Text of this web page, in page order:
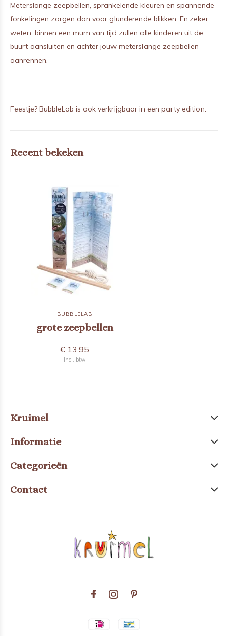
Meterslange zeepbellen, sprankelende kleuren en spannende
fonkelingen zorgen dan voor glunderende blikken. En zeker
weten, binnen een mum van tijd zullen alle kinderen uit de
buurt aansluiten en achter jouw meterslange zeepbellen
aanrennen.
Feestje? BubbleLab is ook verkrijgbaar in een party edition.
Recent bekeken
BUBBLELAB
grote zeepbellen
€ 13,95
Incl. btw
Kruimel
Informatie
Categorieën
Contact